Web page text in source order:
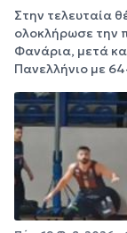
Στην τελευταία
ολοκλήρωσε την
Φανάρια, μετά
Πανελλήνιο με